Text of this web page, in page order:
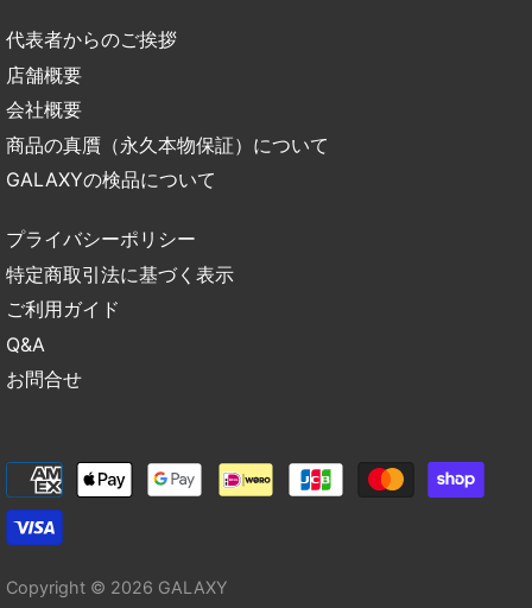
代表者からのご挨拶
店舗概要
会社概要
商品の真贋（永久本物保証）について
GALAXYの検品について
プライバシーポリシー
特定商取引法に基づく表示
ご利用ガイド
Q&A
お問合せ
Copyright © 2026 GALAXY